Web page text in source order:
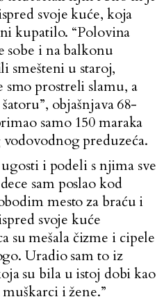
svoje kuće, koja
kupatilo. “Polovina
sobe i na balkonu
smešteni u staroj,
prostreli slamu, a
objašnjava 68-
samo 150 maraka
preduzeća.
i podeli s njima sve
sam poslao kod
mesto za braću i
svoje kuće
su mešala čizme i cipele
Uradio sam to iz
su bila u istoj dobi kao
i žene.”